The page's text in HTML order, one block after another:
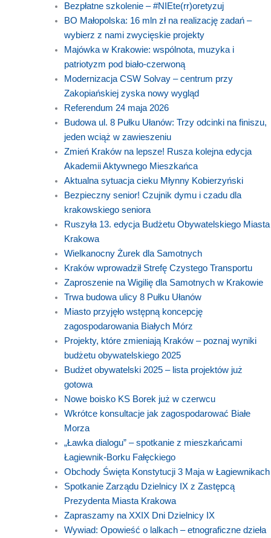
Bezpłatne szkolenie – #NIEte(rr)oretyzuj
BO Małopolska: 16 mln zł na realizację zadań –
wybierz z nami zwycięskie projekty
Majówka w Krakowie: wspólnota, muzyka i
patriotyzm pod biało-czerwoną
Modernizacja CSW Solvay – centrum przy
Zakopiańskiej zyska nowy wygląd
Referendum 24 maja 2026
Budowa ul. 8 Pułku Ułanów: Trzy odcinki na finiszu,
jeden wciąż w zawieszeniu
Zmień Kraków na lepsze! Rusza kolejna edycja
Akademii Aktywnego Mieszkańca
Aktualna sytuacja cieku Młynny Kobierzyński
Bezpieczny senior! Czujnik dymu i czadu dla
krakowskiego seniora
Ruszyła 13. edycja Budżetu Obywatelskiego Miasta
Krakowa
Wielkanocny Żurek dla Samotnych
Kraków wprowadził Strefę Czystego Transportu
Zaproszenie na Wigilię dla Samotnych w Krakowie
Trwa budowa ulicy 8 Pułku Ułanów
Miasto przyjęło wstępną koncepcję
zagospodarowania Białych Mórz
Projekty, które zmieniają Kraków – poznaj wyniki
budżetu obywatelskiego 2025
Budżet obywatelski 2025 – lista projektów już
gotowa
Nowe boisko KS Borek już w czerwcu
Wkrótce konsultacje jak zagospodarować Białe
Morza
„Ławka dialogu” – spotkanie z mieszkańcami
Łagiewnik-Borku Fałęckiego
Obchody Święta Konstytucji 3 Maja w Łagiewnikach
Spotkanie Zarządu Dzielnicy IX z Zastępcą
Prezydenta Miasta Krakowa
Zapraszamy na XXIX Dni Dzielnicy IX
Wywiad: Opowieść o lalkach – etnograficzne dzieła